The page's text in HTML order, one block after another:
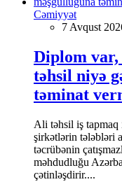
Cəmiyyət
7 Avqust
Diplom var,
təhsil niyə
təminat
Ali təhsil iş tapmaq
şirkətlərin tələbləri
təcrübənin
məhdudluğu
çətinləşdirir....